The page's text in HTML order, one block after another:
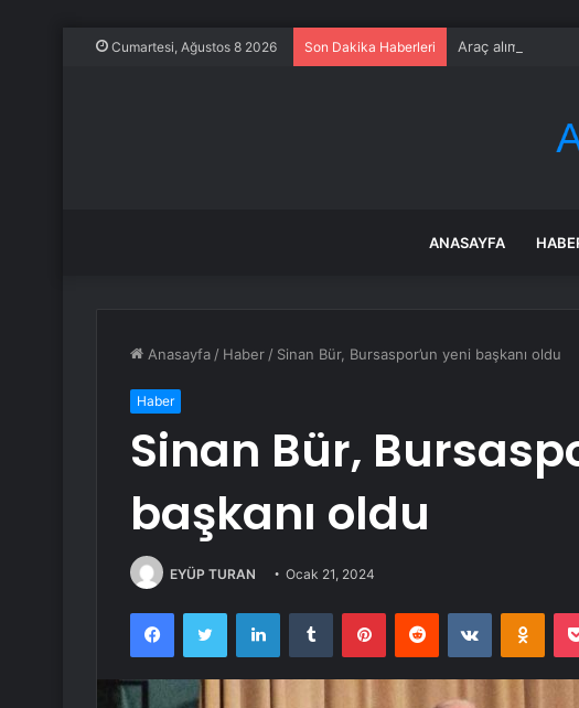
Cumartesi, Ağustos 8 2026 Son Dakika Haberleri Araç alımında
ANASAYFA
Anasayfa / Haber / Sinan Bür, Bursaspor’un yeni başkanı oldu
Haber
Sinan Bür,
başkanı oldu
EYÜP TURAN Ocak 21, 2024
FacebookTwitter LinkedInTumblr PinterestReddit VKontakte